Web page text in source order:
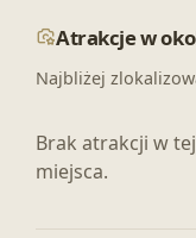
Atrakcje w
Najbliżej
Brak atrakcji w
miejsca.